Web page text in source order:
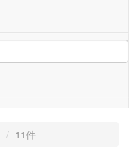
11件